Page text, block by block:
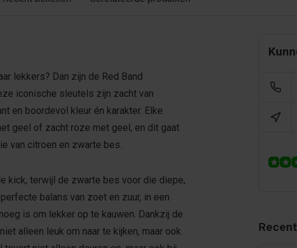
lekkers? Dan zijn de Red Band
iconische sleutels zijn zacht van
en boordevol kleur én karakter. Elke
geel of zacht roze met geel, en dit gaat
van citroen en zwarte bes.
kick, terwijl de zwarte bes voor die diepe,
balans van zoet en zuur, in een
is om lekker op te kauwen. Dankzij de
alleen leuk om naar te kijken, maar ook